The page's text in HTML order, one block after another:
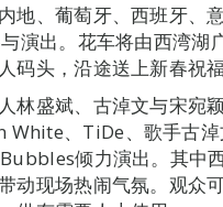
地、葡萄牙、西班牙、
演出。花车将由西湾湖
码头，沿途送上新春祝福
林盛斌、古淖文与宋宛
White、TiDe、歌手古
倾力演出。其中
动现场热闹气氛。观众